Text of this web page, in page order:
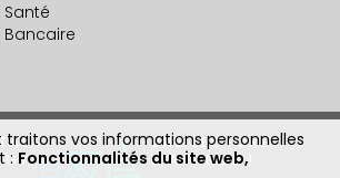
Santé
Bancaire
UNE LECTURE
D'AVANCE !
vos informations personnelles
: Fonctionnalités du site web,